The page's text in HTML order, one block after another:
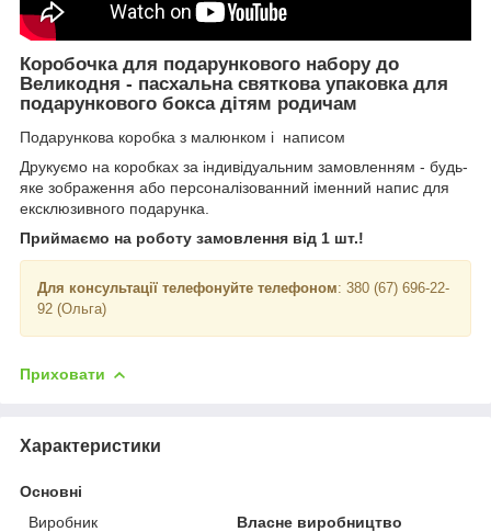
Коробочка для подарункового набору до
Великодня - пасхальна святкова упаковка для
подарункового бокса дітям родичам
Подарункова коробка з малюнком і написом
Друкуємо на коробках за індивідуальним замовленням - будь-
яке зображення або персоналізованний іменний напис для
ексклюзивного подарунка.
Приймаємо на роботу замовлення від 1 шт.!
Для консультації телефонуйте телефоном: 380 (67) 696-22-
92 (Ольга)
Приховати
Характеристики
Основні
Виробник
Власне виробництво